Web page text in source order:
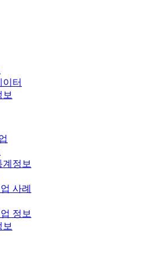
터
정보
사례
정보